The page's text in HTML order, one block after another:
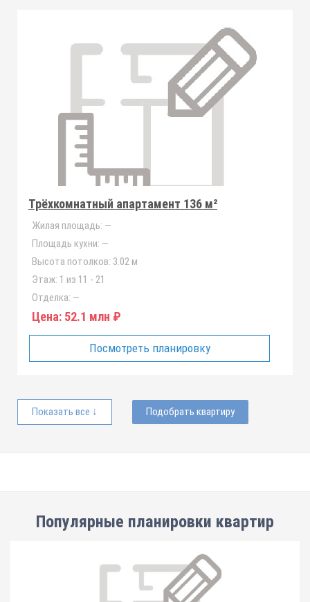
Трёхкомнатный апартамент 136 м²
Жилая площадь: —
Площадь кухни: —
Высота потолков: 3.02 м
Этаж: 1 из 11 - 21
Отделка: —
Цена: 52.1 млн ₽
Посмотреть планировку
Показать все ↓ Подобрать квартиру
Популярные планировки квартир